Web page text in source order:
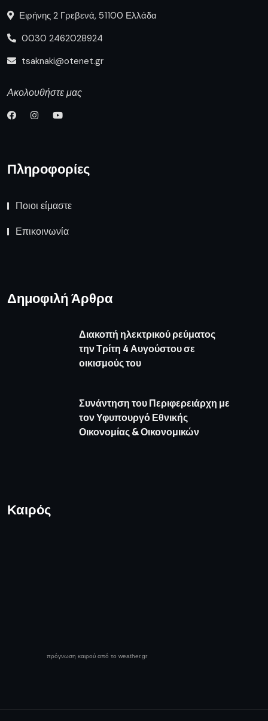
Ειρήνης 2 Γρεβενά, 51100 Ελλάδα
0030 2462028924
tsaknaki@otenet.gr
Ακολουθήστε μας
Πληροφορίες
Ποιοι είμαστε
Επικοινωνία
Δημοφιλή Άρθρα
Διακοπή ηλεκτρικού ρεύματος
την Τρίτη 4 Αυγούστου σε
οικισμούς του
Συνάντηση του Περιφερειάρχη με
τον Υφυπουργό Εθνικής
Οικονομίας & Οικονομικών
Καιρός
πρόγνωση καιρού από το weather.gr